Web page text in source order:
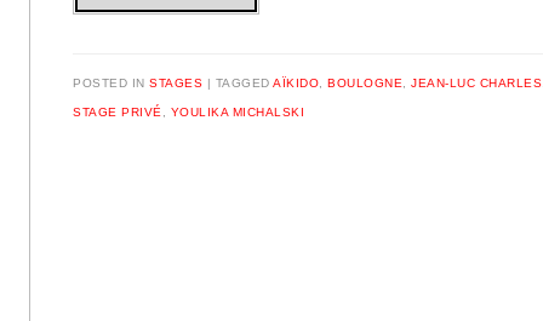
POSTED INSTAGES TAGGEDAÏKIDO ,BOULOGNE ,JEAN-LUC CHARLES
STAGE PRIVÉ YOULIKA MICHALSKI